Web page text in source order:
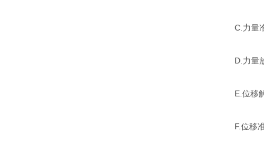
C.力量准
D.力量放
E.位移解
F.位移准